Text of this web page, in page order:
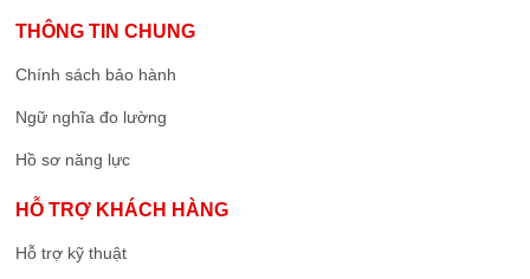
THÔNG TIN CHUNG
Chính sách bảo hành
Ngữ nghĩa đo lường
Hồ sơ năng lực
HỖ TRỢ KHÁCH HÀNG
Hỗ trợ kỹ thuật